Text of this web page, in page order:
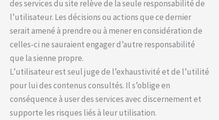
des services du site relève de la seule responsabilité de
l’utilisateur. Les décisions ou actions que ce dernier
serait amené à prendre ou à mener en considération de
celles-ci ne sauraient engager d’autre responsabilité
que la sienne propre.
L’utilisateur est seul juge de l’exhaustivité et de l’utilité
pour lui des contenus consultés. Il s’oblige en
conséquence à user des services avec discernement et
supporte les risques liés à leur utilisation.